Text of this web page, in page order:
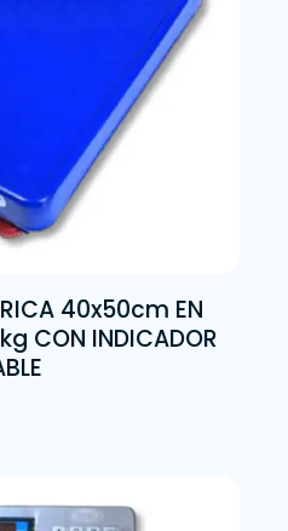
40x50cm EN
CON INDICADOR